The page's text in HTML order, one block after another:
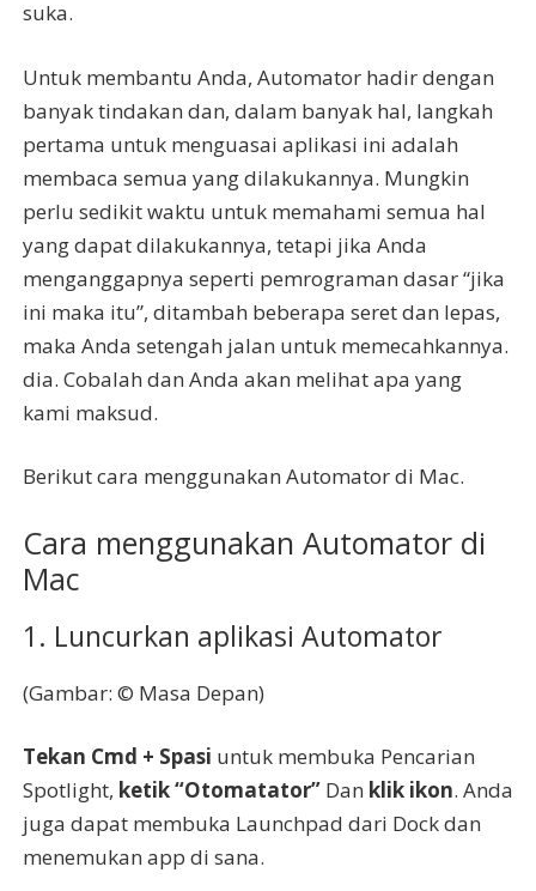
suka.
Untuk membantu Anda, Automator hadir dengan
banyak tindakan dan, dalam banyak hal, langkah
pertama untuk menguasai aplikasi ini adalah
membaca semua yang dilakukannya. Mungkin
perlu sedikit waktu untuk memahami semua hal
yang dapat dilakukannya, tetapi jika Anda
menganggapnya seperti pemrograman dasar “jika
ini maka itu”, ditambah beberapa seret dan lepas,
maka Anda setengah jalan untuk memecahkannya.
dia. Cobalah dan Anda akan melihat apa yang
kami maksud.
Berikut cara menggunakan Automator di Mac.
Cara menggunakan Automator di
Mac
1. Luncurkan aplikasi Automator
(Gambar: © Masa Depan)
Tekan Cmd + Spasi untuk membuka Pencarian
Spotlight, ketik “Otomatator” Dan klik ikon. Anda
juga dapat membuka Launchpad dari Dock dan
menemukan app di sana.